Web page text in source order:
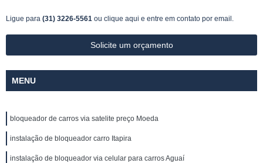
Ligue para (31) 3226-5561 ou clique aqui e entre em contato por email.
Solicite um orçamento
MENU
bloqueador de carros via satelite preço Moeda
instalação de bloqueador carro Itapira
instalação de bloqueador via celular para carros Aguaí